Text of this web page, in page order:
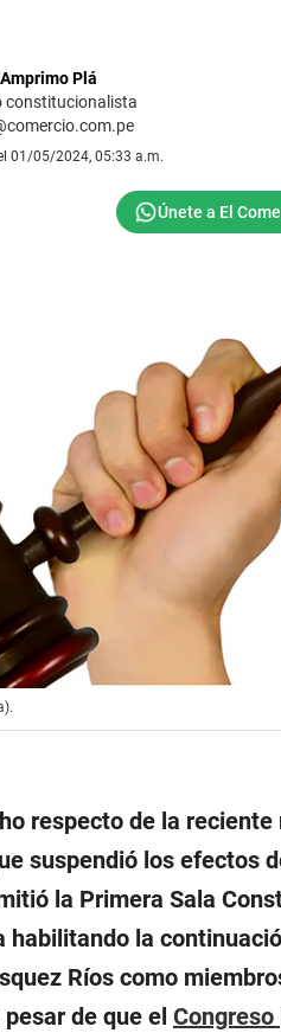
Plá
constitucionalista
01/05/2024, 05:33 a.m.
respecto de la reciente
suspendió los efectos
la Primera Sala
habilitando la
Ríos como
de que el Congreso